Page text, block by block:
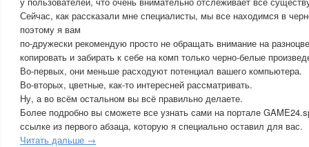
Сейчас, как рассказали мне специалисты, мы все находимся в
поэтому я вам
по-дружески рекомендую просто не обращать внимание на
копировать и забирать к себе на комп только черно-белые
Во-первых, они меньше расходуют потенциал вашего компьютера.
Во-вторых, цветные, как-то интересней рассматривать.
Ну, а во всём остальном вы всё правильно делаете.
Более подробно вы сможете все узнать сами на портале
ссылке из первого абзаца, которую я специально оставил для вас.
Читать дальше →